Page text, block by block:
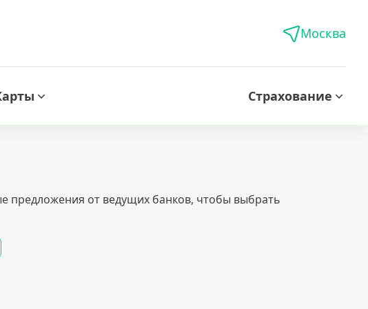
Москва
Страхование
предложения от ведущих банков, чтобы выбрать